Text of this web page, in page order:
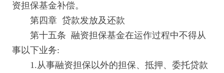
资担保基金补偿。
第四章 贷款发放及还款
第十五条 融资担保基金在运作过程中不得从
事以下业务:
1.从事融资担保以外的担保、抵押、委托贷款